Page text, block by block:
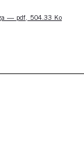
— pdf, 504.33 Ko